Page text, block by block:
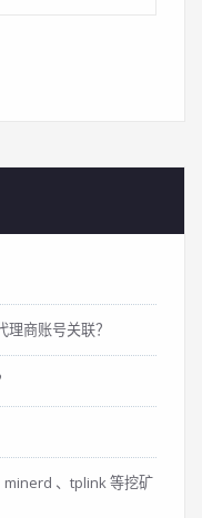
商账号关联？
minerd 、tplink 等挖矿